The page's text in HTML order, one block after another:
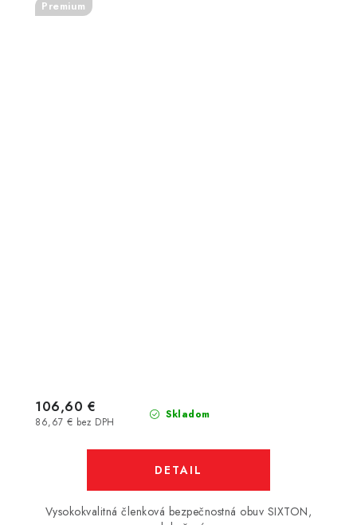
Premium
Skladom
86,67 € bez DPH
106,60 €
DETAIL
Vysokokvalitná členková bezpečnostná obuv SIXTON,